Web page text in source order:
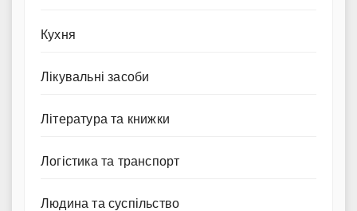
Кухня
Лікувальні засоби
Література та книжки
Логістика та транспорт
Людина та суспільство